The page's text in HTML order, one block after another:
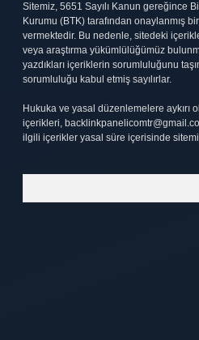
Sitemiz, 5651 Sayılı Kanun gereğince
Kurumu (BTK) tarafından onaylanmış
vermektedir. Bu nedenle, sitedeki
veya araştırma yükümlülüğümüz
yazdıkları içeriklerin sorumluluğunu
sorumluluğu kabul etmiş sayılırlar.
Hukuka ve yasal düzenlemelere aykırı
içerikleri,
ilgili içerikler yasal süre içerisinde